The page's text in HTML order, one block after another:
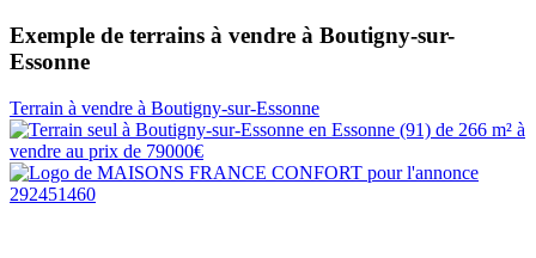
Exemple de terrains à vendre à Boutigny-sur-
Essonne
Terrain à vendre à Boutigny-sur-Essonne